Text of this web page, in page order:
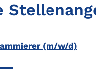
(m/w/d)